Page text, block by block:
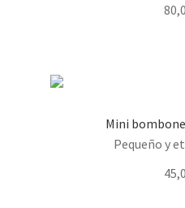
Mini
Pequeño y